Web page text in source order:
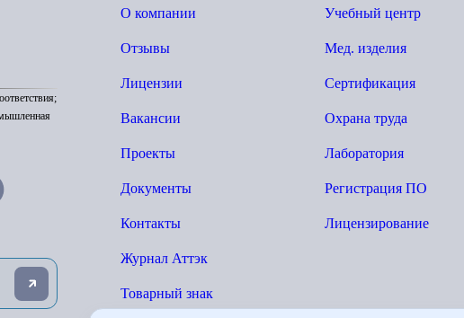
О компании
Отзывы
Лицензии
Вакансии
Проекты
Документы
Контакты
Журнал Аттэк
Товарный знак
Учебный центр
Мед. изделия
Сертификация
Охрана труда
Лаборатория
Регистрация ПО
Лицензирование